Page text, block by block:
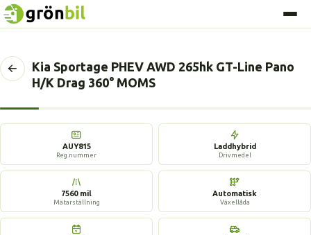
Tillbaka
sida
Kia Sportage PHEV AWD 265hk GT-Line Pano
H/K Drag 360° MOMS
AUY815
Reg.nummer
Laddhybrid
Drivmedel
7560 mil
Mätarställning
Automatisk
Växellåda